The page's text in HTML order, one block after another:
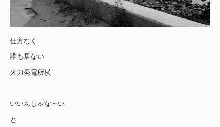
仕方なく
誰も居ない
火力発電所横
いいんじゃな～い
と